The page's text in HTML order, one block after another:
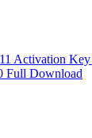
Activation
Full Download